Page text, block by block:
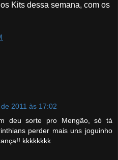
Kits dessa semana, com os
2011 às 17:02
deu sorte pro Mengão, só tá
perder mais uns joguinho
kkkkkkkk